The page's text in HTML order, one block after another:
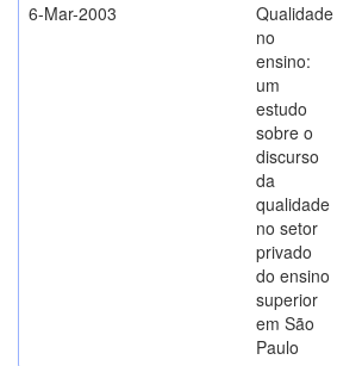
6-Mar-2003
Qualidade
no
ensino:
um
estudo
sobre o
discurso
da
qualidade
no setor
privado
do ensino
superior
em São
Paulo